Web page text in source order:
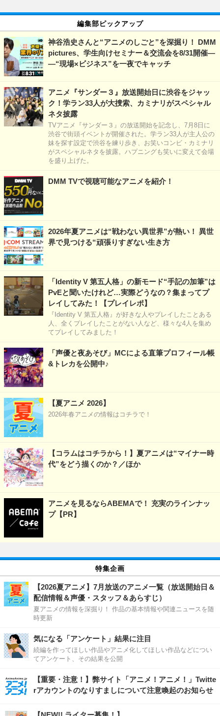
編集部ピックアップ
神谷浩史さんと“アニメのしごと”を深掘り！ DMM
pictures、学生向けセミナー＆交流会を8/31開催―
―“現場×ビジネス”を一夜でキャッチ
アニメ『サンダー３』放送開始日に渋谷をジャッ
ク！学ラン33人が大捜索、カミナリがスペシャル
ネタ披露
TVアニメ『サンダー３』の放送開始を記念し、7月8日に
渋谷で街頭イベントが開催された。学ラン33人が主人公の
妹を探す設定で渋谷を練り歩き、お笑いコンビ・カミナリ
がスペシャルネタを披露。ハプニングも笑いに変えて会場
を盛り上げた。
DMM TVで視聴可能なアニメを紹介！
2026年夏アニメは“戦わない異世界”が熱い！ 異世
界で見つける“頑張りすぎない生き方
「Identity V 第五人格」の新モード“手記の加筆”は
PvEと聞いたけれど…実際どうなの？集まってプ
レイしてみた！【プレイレポ】
『Identity V 第五人格』が好きな人やプレイしたことある
人、全くプレイしたことがない人など、様々な4人を集め
てプレイしてみました！
「声優と夜あそび」MCによる直筆プロフィール帳
&トレカを公開中♪
【夏アニメ 2026】
2026年春アニメの情報はコチラで！
【コラムはコチラから！】夏アニメは“マイナー時
代”をどう描くのか？／ほか
アニメを見るならABEMAで！ 充実のラインナッ
プ【PR】
特集企画
【2026夏アニメ】7月放送のアニメ一覧（放送開始日＆
配信情報＆声優・スタッフ＆あらすじ）
夏アニメの情報を深掘り！ 作品の基本情報や関連ニュースを随
時更新
気になる「アンケート」結果に注目
続編を作ってほしい作品やアニメ化してほしい作品などについ
てアンケート、その結果を公開
【重要・注意！】弊サイト「アニメ！アニメ！」Twitte
rアカウントのなりすましについて注意喚起のお知らせ